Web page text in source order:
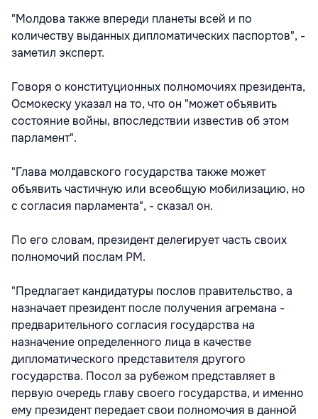
"Молдова также впереди планеты всей и по
количеству выданных дипломатических паспортов", -
заметил эксперт.
Говоря о конституционных полномочиях президента,
Осмокеску указал на то, что он "может объявить
состояние войны, впоследствии известив об этом
парламент".
"Глава молдавского государства также может
объявить частичную или всеобщую мобилизацию, но
с согласия парламента", - сказал он.
По его словам, президент делегирует часть своих
полномочий послам РМ.
"Предлагает кандидатуры послов правительство, а
назначает президент после получения агремана -
предварительного согласия государства на
назначение определенного лица в качестве
дипломатического представителя другого
государства. Посол за рубежом представляет в
первую очередь главу своего государства, и именно
ему президент передает свои полномочия в данной